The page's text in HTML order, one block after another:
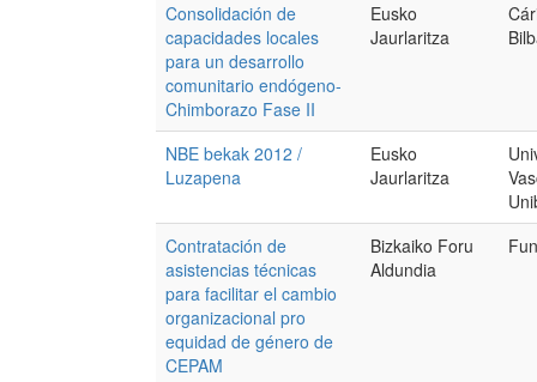
Consolidación de
capacidades locales
para un desarrollo
comunitario endógeno-
Chimborazo Fase II
Eusko
Jaurlaritza
NBE bekak 2012 /
Luzapena
Eusko
Jaurlaritza
Contratación de
asistencias técnicas
para facilitar el cambio
organizacional pro
equidad de género de
CEPAM
Bizkaiko Foru
Aldundia